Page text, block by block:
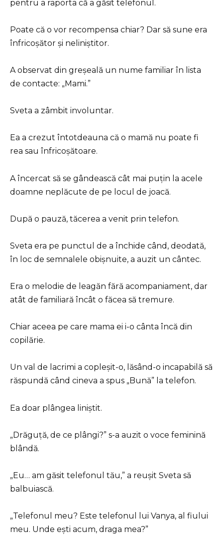
pentru a raporta că a găsit telefonul.
Poate că o vor recompensa chiar? Dar să sune era
înfricoșător și neliniștitor.
A observat din greșeală un nume familiar în lista
de contacte: „Mami.”
Sveta a zâmbit involuntar.
Ea a crezut întotdeauna că o mamă nu poate fi
rea sau înfricoșătoare.
A încercat să se gândească cât mai puțin la acele
doamne neplăcute de pe locul de joacă.
După o pauză, tăcerea a venit prin telefon.
Sveta era pe punctul de a închide când, deodată,
în loc de semnalele obișnuite, a auzit un cântec.
Era o melodie de leagăn fără acompaniament, dar
atât de familiară încât o făcea să tremure.
Chiar aceea pe care mama ei i-o cânta încă din
copilărie.
Un val de lacrimi a copleșit-o, lăsând-o incapabilă să
răspundă când cineva a spus „Bună” la telefon.
Ea doar plângea liniștit.
„Drăguță, de ce plângi?” s-a auzit o voce feminină
blândă.
„Eu… am găsit telefonul tău,” a reușit Sveta să
balbuiască.
„Telefonul meu? Este telefonul lui Vanya, al fiului
meu. Unde ești acum, draga mea?”